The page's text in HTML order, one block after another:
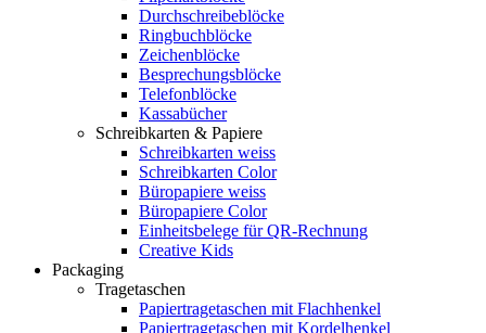
Durchschreibeblöcke
Ringbuchblöcke
Zeichenblöcke
Besprechungsblöcke
Telefonblöcke
Kassabücher
Schreibkarten & Papiere
Schreibkarten weiss
Schreibkarten Color
Büropapiere weiss
Büropapiere Color
Einheitsbelege für QR-Rechnung
Creative Kids
Packaging
Tragetaschen
Papiertragetaschen mit Flachhenkel
Papiertragetaschen mit Kordelhenkel